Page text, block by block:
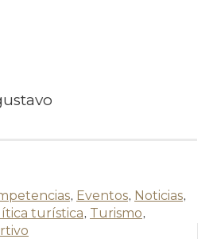
, Eventos, Noticias,
turística, Turismo,